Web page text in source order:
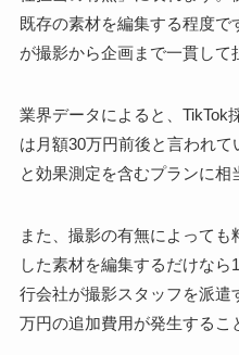
既存の素材を編集する程度で
が撮影から企画まで一貫して
業界データによると、TikTok
は月額30万円前後と言われ
と効果測定を含むプランに相
また、撮影の有無によって
した素材を編集するだけな
行会社が撮影スタッフを派遣
万円の追加費用が発生するこ